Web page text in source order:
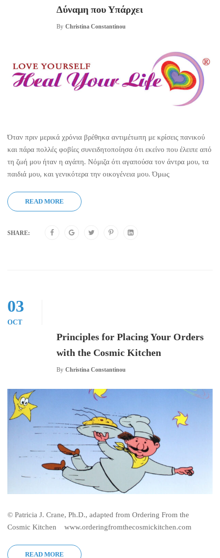
Δύναμη που Υπάρχει
By Christina Constantinou
Όταν πριν μερικά χρόνια βρέθηκα αντιμέτωπη με κρίσεις πανικού
και πάρα πολλές φοβίες συνειδητοποίησα ότι εκείνο που έλειπε από
τη ζωή μου ήταν η αγάπη. Νόμιζα ότι αγαπούσα τον άντρα μου, τα
παιδιά μου, και γενικότερα την οικογένεια μου. Όμως
READ MORE
SHARE:
03
OCT
Principles for Placing Your Orders
with the Cosmic Kitchen
By Christina Constantinou
© Patricia J. Crane, Ph.D., adapted from Ordering From the
Cosmic Kitchen www.orderingfromthecosmickitchen.com
READ MORE